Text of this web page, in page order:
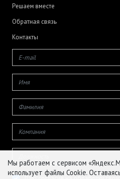
Решаем вместе
Обратная связь
Контакты
Мы работаем с сервисом
использует файлы Cookie.